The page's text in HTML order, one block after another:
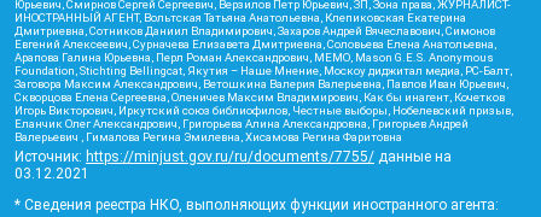
Юрьевич, Смирнов Сергей Сергеевич, Верзилов Петр Юрьевич, ЗП, Зона права, ЖУРНАЛИСТ-
ИНОСТРАННЫЙ АГЕНТ, Вольтская Татьяна Анатольевна, Клепиковская Екатерина
Дмитриевна, Сотников Даниил Владимирович, Захаров Андрей Вячеславович, Симонов
Евгений Алексеевич, Сурначева Елизавета Дмитриевна, Соловьева Елена Анатольевна,
Арапова Галина Юрьевна, Перл Роман Александрович, МЕМО, Mason G.E.S. Anonymous
Foundation, Stichting Bellingcat, Якутия – Наше Мнение, Москоу диджитал медиа, РС-Балт,
Заговора Максим Александрович, Ветошкина Валерия Валерьевна, Павлов Иван Юрьевич,
Скворцова Елена Сергеевна, Оленичев Максим Владимирович, Как бы инагент, Кочетков
Игорь Викторович, Иркутский союз библиофилов, Честные выборы, Нобелевский призыв,
Еланчик Олег Александрович, Григорьева Алина Александровна, Григорьев Андрей
Валерьевич , Гималова Регина Эмилевна, Хисамова Регина Фаритовна
Источник: https://minjust.gov.ru/ru/documents/7755/ данные на
03.12.2021
* Сведения реестра НКО, выполняющих функции иностранного агента: